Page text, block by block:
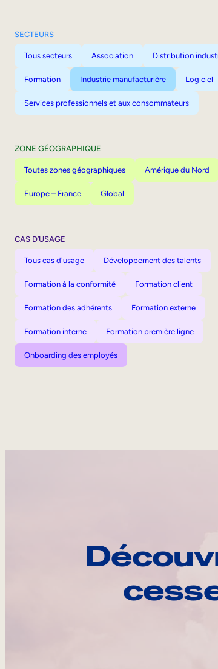
SECTEURS
Tous secteurs Association Distribution
Formation Industrie manufacturière Logiciel
Services professionnels et aux consommateurs
ZONE GÉOGRAPHIQUE
Toutes zones géographiques Amérique du Nord
Europe – France Global
CAS D’USAGE
Tous cas d'usage Développement des talents
Formation à la conformité Formation client
Formation des adhérents Formation externe
Formation interne Formation première ligne
Onboarding des employés